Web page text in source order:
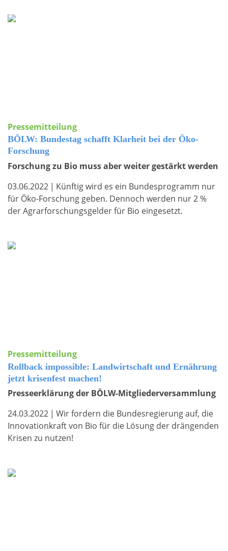
Pressemitteilung
BÖLW: Bundestag schafft Klarheit bei der Öko-
Forschung
Forschung zu Bio muss aber weiter gestärkt werden
03.06.2022 | Künftig wird es ein Bundesprogramm nur
für Öko-Forschung geben. Dennoch werden nur 2 %
der Agrarforschungsgelder für Bio eingesetzt.
Pressemitteilung
Rollback impossible: Landwirtschaft und Ernährung
jetzt krisenfest machen!
Presseerklärung der BÖLW-Mitgliederversammlung
24.03.2022 | Wir fordern die Bundesregierung auf, die
Innovationkraft von Bio für die Lösung der drängenden
Krisen zu nutzen!